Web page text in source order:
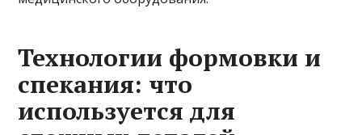
Технологии формовки и
спекания: что
используется для